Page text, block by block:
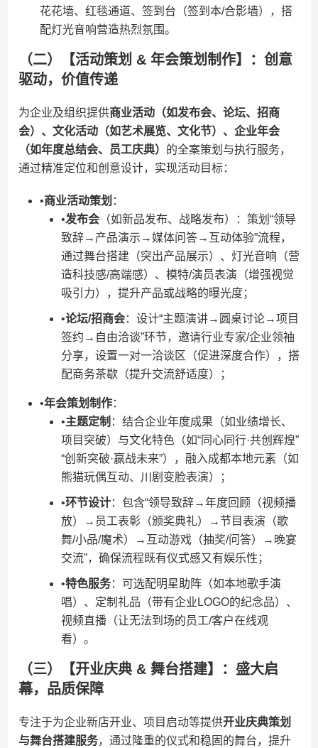
花花墙、红毯通道、签到台（签到本/合影墙），搭
配灯光音响营造热烈氛围。
（二）【活动策划 & 年会策划制作】：创意
驱动，价值传递
为企业及组织提供​​商业活动（如发布会、论坛、招商
会）、文化活动（如艺术展览、文化节）、企业年会
（如年度总结会、员工庆典）​ ​的全案策划与执行服务，
通过精准定位和创意设计，实现活动目标：
•​​商业活动策划​ ​：
•​​发布会​​（如新品发布、战略发布）：策划“领导
致辞→产品演示→媒体问答→互动体验”流程，
通过舞台搭建（突出产品展示）、灯光音响（营
造科技感/高端感）、模特/演员表演（增强视觉
吸引力），提升产品或战略的曝光度；
•​​论坛/招商会​​：设计“主题演讲→圆桌讨论→项目
签约→自由洽谈”环节，邀请行业专家/企业领袖
分享，设置一对一洽谈区（促进深度合作），搭
配商务茶歇（提升交流舒适度）；
•​​年会策划制作​​：
•​​主题定制​ ​：结合企业年度成果（如业绩增长、
项目突破）与文化特色（如“同心同行·共创辉煌”
“创新突破·赢战未来”），融入成都本地元素（如
熊猫玩偶互动、川剧变脸表演）；
•​​环节设计​​：包含“领导致辞→年度回顾（视频播
放）→员工表彰（颁奖典礼）→节目表演（歌
舞/小品/魔术）→互动游戏（抽奖/问答）→晚宴
交流”，确保流程既有仪式感又有娱乐性；
•​​特色服务​​：可选配明星助阵（如本地歌手演
唱）、定制礼品（带有企业LOGO的纪念品）、
视频直播（让无法到场的员工/客户在线观
看）。
（三）【开业庆典 & 舞台搭建】：盛大启
幕，品质保障
专注于为企业新店开业、项目启动等提供​​开业庆典策划
与舞台搭建服务​​，通过隆重的仪式和稳固的舞台，提升